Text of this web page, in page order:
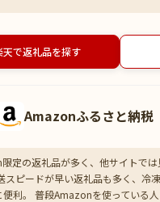
天で返礼品を探す
Amazonふるさと納税
定の返礼品が多く、他サイトで
スピードが早い返礼品も多く、冷
便利。 普段Amazonを使っている